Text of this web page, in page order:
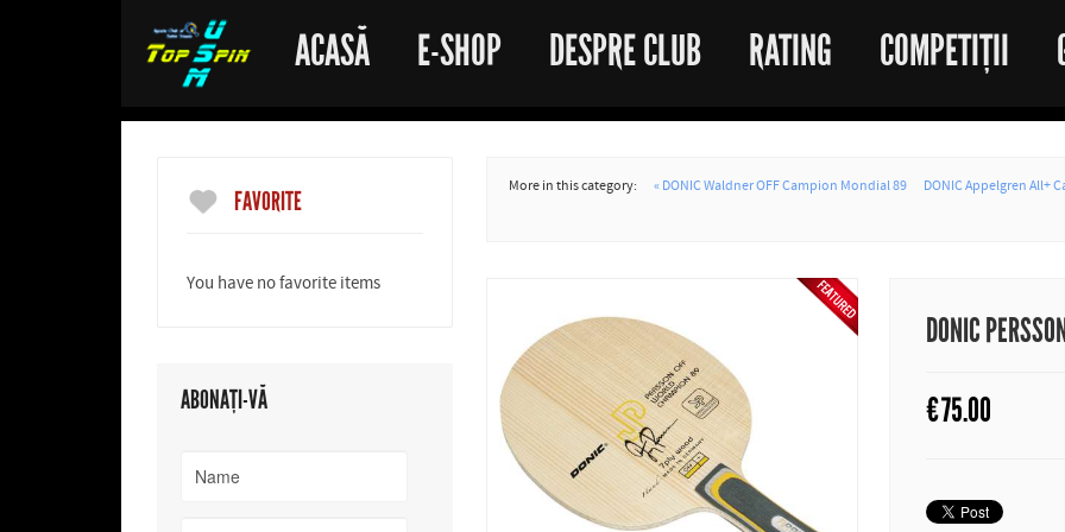
ACASĂ E-SHOP DESPRE CLUB RATING COMPETIȚII
FAVORITE
You have no favorite items
ABONAȚI-VĂ
More in this category: « DONIC Waldner OFF Campion Mondial 89 DONIC Appelgren All+
DONIC
€75.00